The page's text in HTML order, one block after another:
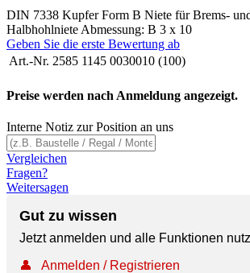
DIN 7338 Kupfer Form B Niete für Brems-
Halbhohlniete Abmessung: B 3 x 10
Geben Sie die erste Bewertung ab
Art.-Nr. 2585 1145 0030010 (100)
Preise werden nach Anmeldung angezeigt.
Interne Notiz zur Position an uns
Vergleichen
Fragen?
Weitersagen
Gut zu wissen
Jetzt anmelden und alle Funktionen
👤
Anmelden / Registrieren